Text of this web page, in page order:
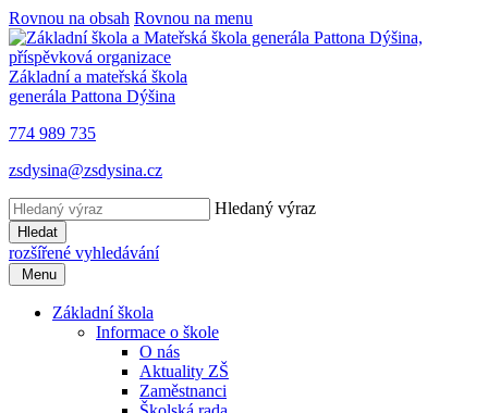
Rovnou na obsah Rovnou na menu
Základní a mateřská škola
generála Pattona Dýšina
774 989 735
zsdysina@zsdysina.cz
Hledaný výraz
Hledat
rozšířené vyhledávání
Menu
Základní škola
Informace o škole
O nás
Aktuality ZŠ
Zaměstnanci